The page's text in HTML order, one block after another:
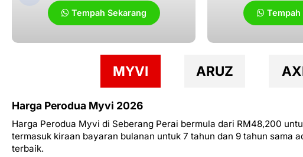
Tempah Sekarang Tempah
MYVI ARUZ
Harga Perodua Myvi 2026
Harga Perodua Myvi di Seberang Perai bermula dari RM48,200
termasuk kiraan bayaran bulanan untuk 7 tahun dan 9 tahun sama
terbaik.